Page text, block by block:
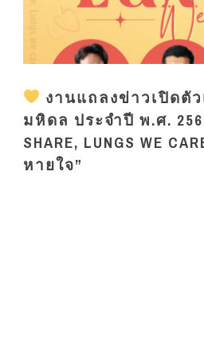
งานแถลงข่าวเปิดตั
มหิดล ประจำปี พ.ศ.
SHARE, LUNGS WE
หายใจ”